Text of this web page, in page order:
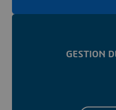
GESTION